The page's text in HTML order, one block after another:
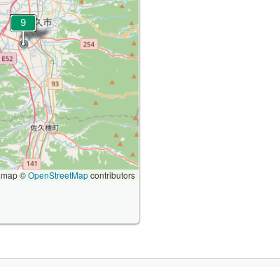
map ©OpenStreetMapcontributors